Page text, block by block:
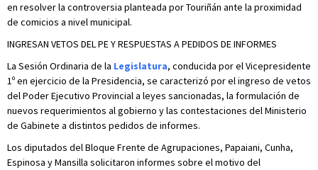
en resolver la controversia planteada por Touriñán ante la proximidad
de comicios a nivel municipal.
INGRESAN VETOS DEL PE Y RESPUESTAS A PEDIDOS DE INFORMES
La Sesión Ordinaria de la Legislatura, conducida por el Vicepresidente
1º en ejercicio de la Presidencia, se caracterizó por el ingreso de vetos
del Poder Ejecutivo Provincial a leyes sancionadas, la formulación de
nuevos requerimientos al gobierno y las contestaciones del Ministerio
de Gabinete a distintos pedidos de informes.
Los diputados del Bloque Frente de Agrupaciones, Papaiani, Cunha,
Espinosa y Mansilla solicitaron informes sobre el motivo del